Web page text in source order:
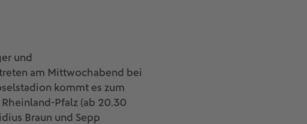
und
am Mittwochabend bei
kommt es zum
Rheinland-Pfalz (ab 20.30
Braun und Sepp